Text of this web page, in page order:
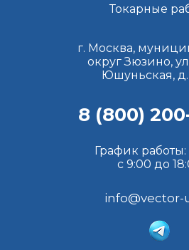
info@vector-
График
с 9:00 до
г. Москва,
округ Зюзино,
Юшуньская, д.
Токарные
8 (800)